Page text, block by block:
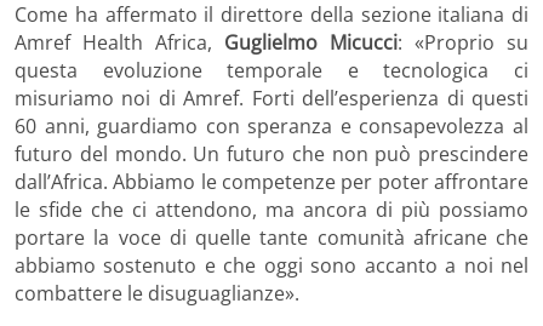
Come ha affermato il direttore della sezione italiana di
Amref Health Africa, Guglielmo Micucci: «Proprio su
questa evoluzione temporale e tecnologica ci
misuriamo noi di Amref. Forti dell’esperienza di questi
60 anni, guardiamo con speranza e consapevolezza al
futuro del mondo. Un futuro che non può prescindere
dall’Africa. Abbiamo le competenze per poter affrontare
le sfide che ci attendono, ma ancora di più possiamo
portare la voce di quelle tante comunità africane che
abbiamo sostenuto e che oggi sono accanto a noi nel
combattere le disuguaglianze».